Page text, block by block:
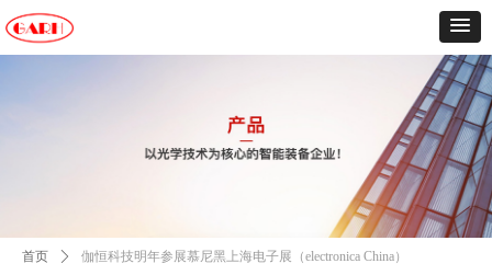
首页 ꄲ 伽恒科技明年参展慕尼黑上海电子展（electronica China）